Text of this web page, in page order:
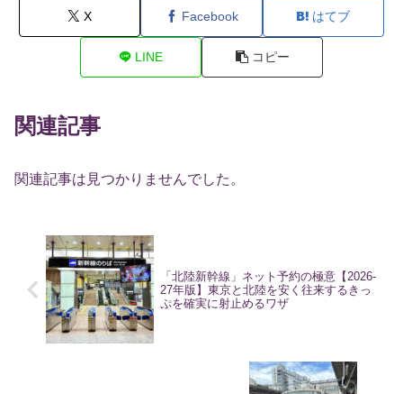
X Facebook はてブ
LINE コピー
関連記事
関連記事は見つかりませんでした。
「北陸新幹線」ネット予約の極意【2026-
27年版】東京と北陸を安く往来するきっ
ぷを確実に射止めるワザ